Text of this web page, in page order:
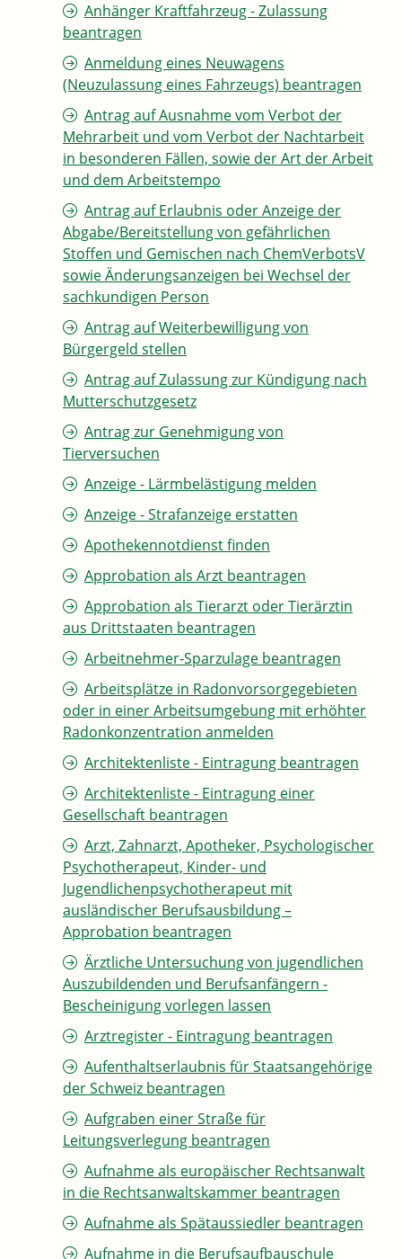
Anhänger Kraftfahrzeug - Zulassung
beantragen
Anmeldung eines Neuwagens
(Neuzulassung eines Fahrzeugs) beantragen
Antrag auf Ausnahme vom Verbot der
Mehrarbeit und vom Verbot der Nachtarbeit
in besonderen Fällen, sowie der Art der Arbeit
und dem Arbeitstempo
Antrag auf Erlaubnis oder Anzeige der
Abgabe/Bereitstellung von gefährlichen
Stoffen und Gemischen nach ChemVerbotsV
sowie Änderungsanzeigen bei Wechsel der
sachkundigen Person
Antrag auf Weiterbewilligung von
Bürgergeld stellen
Antrag auf Zulassung zur Kündigung nach
Mutterschutzgesetz
Antrag zur Genehmigung von
Tierversuchen
Anzeige - Lärmbelästigung melden
Anzeige - Strafanzeige erstatten
Apothekennotdienst finden
Approbation als Arzt beantragen
Approbation als Tierarzt oder Tierärztin
aus Drittstaaten beantragen
Arbeitnehmer-Sparzulage beantragen
Arbeitsplätze in Radonvorsorgegebieten
oder in einer Arbeitsumgebung mit erhöhter
Radonkonzentration anmelden
Architektenliste - Eintragung beantragen
Architektenliste - Eintragung einer
Gesellschaft beantragen
Arzt, Zahnarzt, Apotheker, Psychologischer
Psychotherapeut, Kinder- und
Jugendlichenpsychotherapeut mit
ausländischer Berufsausbildung –
Approbation beantragen
Ärztliche Untersuchung von jugendlichen
Auszubildenden und Berufsanfängern -
Bescheinigung vorlegen lassen
Arztregister - Eintragung beantragen
Aufenthaltserlaubnis für Staatsangehörige
der Schweiz beantragen
Aufgraben einer Straße für
Leitungsverlegung beantragen
Aufnahme als europäischer Rechtsanwalt
in die Rechtsanwaltskammer beantragen
Aufnahme als Spätaussiedler beantragen
Aufnahme in die Berufsaufbauschule